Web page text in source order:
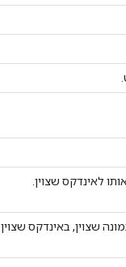
לאינדקס שצוין.
שצוין, באינדקס שצוין.